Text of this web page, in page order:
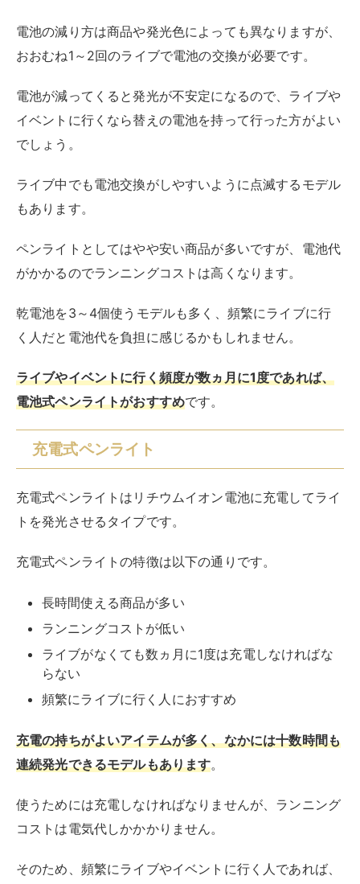
電池の減り方は商品や発光色によっても異なりますが、
おおむね1～2回のライブで電池の交換が必要です。
電池が減ってくると発光が不安定になるので、ライブや
イベントに行くなら替えの電池を持って行った方がよい
でしょう。
ライブ中でも電池交換がしやすいように点滅するモデル
もあります。
ペンライトとしてはやや安い商品が多いですが、電池代
がかかるのでランニングコストは高くなります。
乾電池を3～4個使うモデルも多く、頻繁にライブに行
く人だと電池代を負担に感じるかもしれません。
ライブやイベントに行く頻度が数ヵ月に1度であれば、
電池式ペンライトがおすすめです。
充電式ペンライト
充電式ペンライトはリチウムイオン電池に充電してライ
トを発光させるタイプです。
充電式ペンライトの特徴は以下の通りです。
長時間使える商品が多い
ランニングコストが低い
ライブがなくても数ヵ月に1度は充電しなければな
らない
頻繁にライブに行く人におすすめ
充電の持ちがよいアイテムが多く、なかには十数時間も
連続発光できるモデルもあります。
使うためには充電しなければなりませんが、ランニング
コストは電気代しかかかりません。
そのため、頻繁にライブやイベントに行く人であれば、